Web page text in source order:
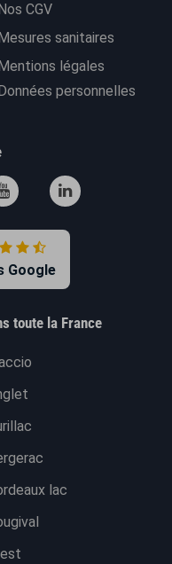
CGV
sanitaires
légales
personnelles
Google
toute la France
lac